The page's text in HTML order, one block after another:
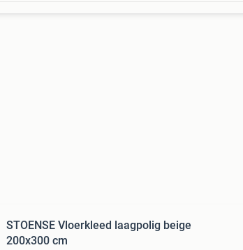
STOENSE Vloerkleed laagpolig beige
200x300 cm